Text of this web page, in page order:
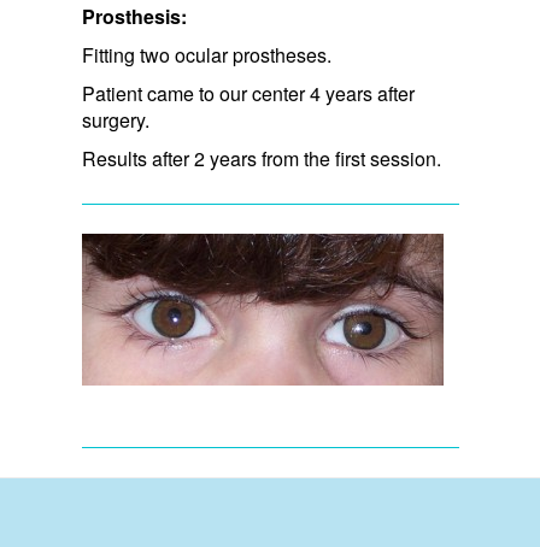
Prosthesis:
Fitting two ocular prostheses.
Patient came to our center 4 years after
surgery.
Results after 2 years from the first session.